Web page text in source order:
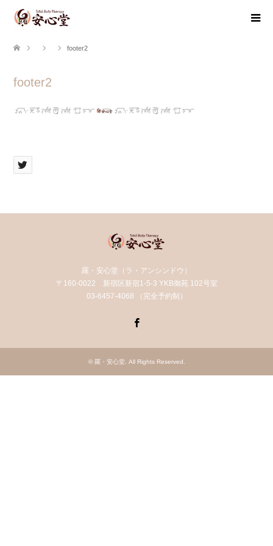
footer2
footer2
羅・安心堂（ラ・アンシンドウ）
〒160-0022 新宿区新宿1-5-3 YKB御苑 102号室
03-6457-4068 （完全予約制）
© 羅・安心堂. All Rights Reserved.